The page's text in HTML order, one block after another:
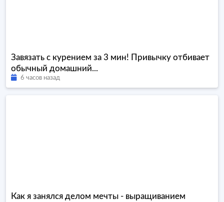
Завязать с курением за 3 мин! Привычку отбивает
обычный домашний...
6 часов назад
Как я занялся делом мечты - выращиванием